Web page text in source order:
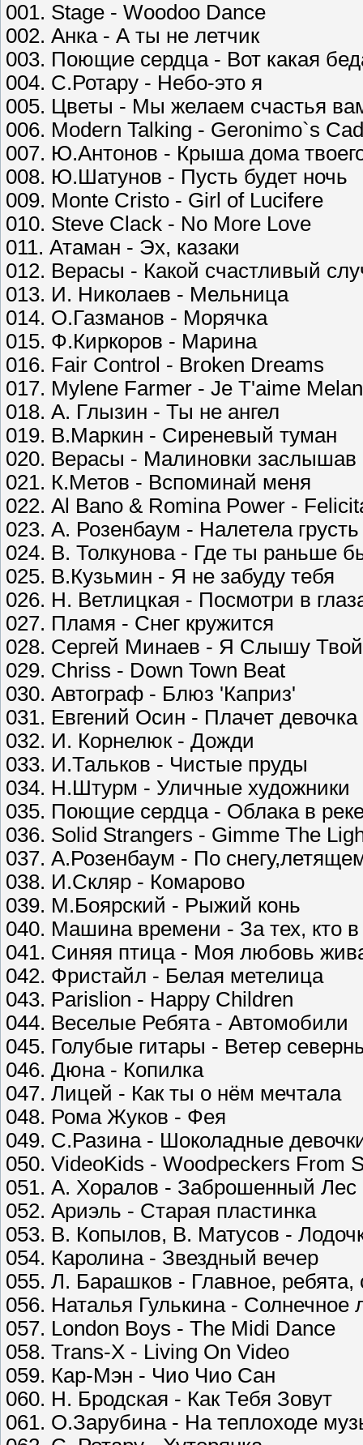
001. Stage - Woodoo Dance
002. Анка - А ты не летчик
003. Поющие сердца - Вот какая
004. С.Ротару - Небо-это я
005. Цветы - Мы желаем счастья
006. Modern Talking - Geronimo`s
007. Ю.Антонов - Крыша дома
008. Ю.Шатунов - Пусть будет ночь
009. Monte Cristo - Girl of Lucifere
010. Steve Clack - No More Love
011. Атаман - Эх, казаки
012. Верасы - Какой счастливый
013. И. Николаев - Мельница
014. О.Газманов - Морячка
015. Ф.Киркоров - Марина
016. Fair Control - Broken Dreams
017. Mylene Farmer - Je T'aime
018. А. Глызин - Ты не ангел
019. В.Маркин - Сиреневый туман
020. Верасы - Малиновки заслышав
021. К.Метов - Вспоминай меня
022. Al Bano & Romina Power -
023. А. Розенбаум - Налетела грусть
024. В. Толкунова - Где ты раньше
025. В.Кузьмин - Я не забуду тебя
026. Н. Ветлицкая - Посмотри в
027. Пламя - Снег кружится
028. Сергей Минаев - Я Слышу Твой
029. Chriss - Down Town Beat
030. Автограф - Блюз 'Каприз'
031. Евгений Осин - Плачет девочка
032. И. Корнелюк - Дожди
033. И.Тальков - Чистые пруды
034. Н.Штурм - Уличные художники
035. Поющие сердца - Облака в
036. Solid Strangers - Gimme The
037. А.Розенбаум - По
038. И.Скляр - Комарово
039. М.Боярский - Рыжий конь
040. Машина времени - За тех, кто
041. Синяя птица - Моя любовь
042. Фристайл - Белая метелица
043. Parislion - Happy Children
044. Веселые Ребята - Автомобили
045. Голубые гитары - Ветер
046. Дюна - Копилка
047. Лицей - Как ты о нём мечтала
048. Рома Жуков - Фея
049. С.Разина - Шоколадные
050. VideoKids - Woodpeckers From
051. А. Хоралов - Заброшенный Лес
052. Ариэль - Старая пластинка
053. В. Копылов, В. Матусов -
054. Каролина - Звездный вечер
055. Л. Барашков - Главное, ребята,
056. Наталья Гулькина - Солнечное
057. London Boys - The Midi Dance
058. Trans-X - Living On Video
059. Кар-Мэн - Чио Чио Сан
060. Н. Бродская - Как Тебя Зовут
061. О.Зарубина - На теплоходе